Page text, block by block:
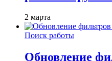
2 марта
Поиск работы
Обновление